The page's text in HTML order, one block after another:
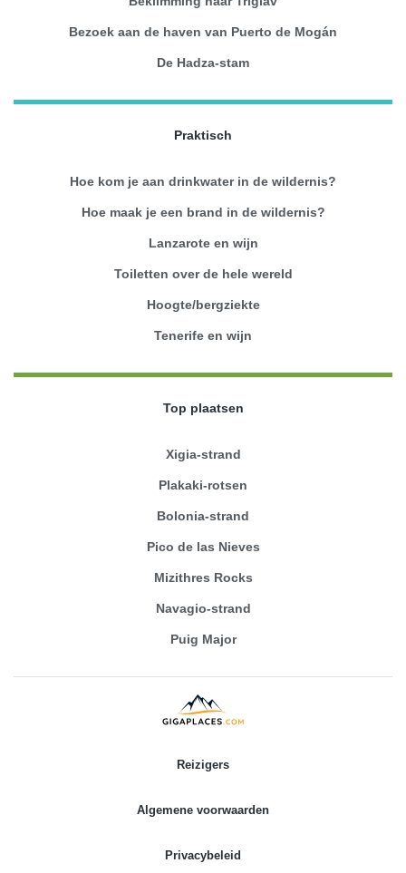
Bezoek aan de haven van Puerto de Mogán
De Hadza-stam
Praktisch
Hoe kom je aan drinkwater in de wildernis?
Hoe maak je een brand in de wildernis?
Lanzarote en wijn
Toiletten over de hele wereld
Hoogte/bergziekte
Tenerife en wijn
Top plaatsen
Xigia-strand
Plakaki-rotsen
Bolonia-strand
Pico de las Nieves
Mizithres Rocks
Navagio-strand
Puig Major
Reizigers
Algemene voorwaarden
Privacybeleid